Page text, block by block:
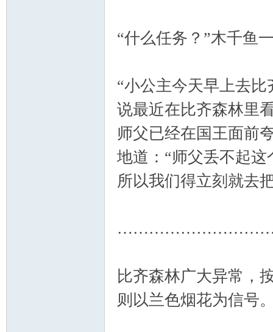
“什么任务？”木千鱼
“小公主今天早上去
说最近在比齐森林里
师父已经在国王面前
地道：“师父丢不起
所以我们得立刻就去
比齐森林广大异常，
则以兰色烟花为信号